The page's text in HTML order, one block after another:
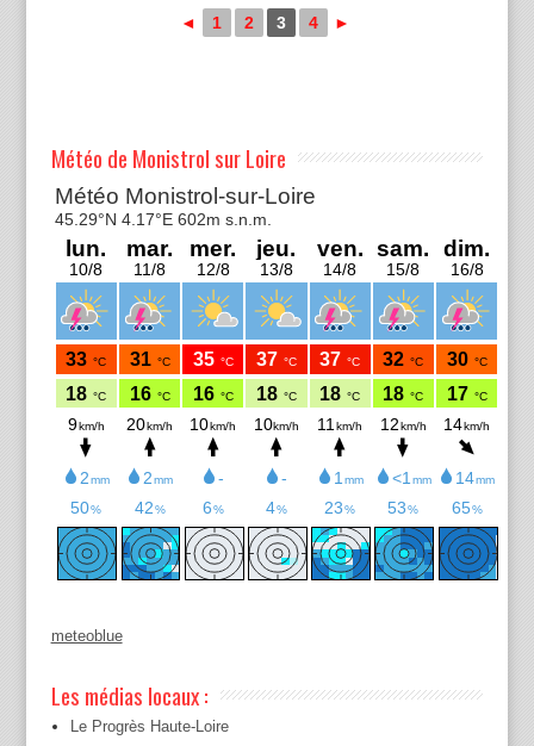
◄ 1 2 3 4 ►
Météo de Monistrol sur Loire
meteoblue
Les médias locaux :
Le Progrès Haute-Loire